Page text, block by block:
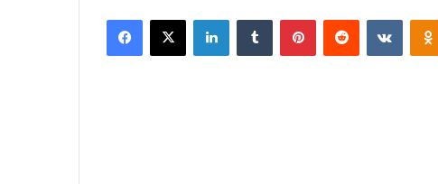
Facebook
X LinkedInTumblr PinterestReddit